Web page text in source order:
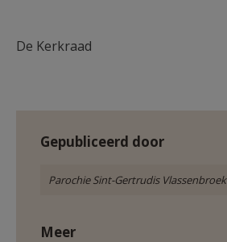
De Kerkraad
Gepubliceerd door
Parochie Sint-Gertrudis Vlassenbroek
Meer